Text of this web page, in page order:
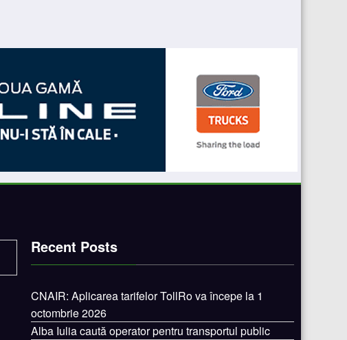
Recent Posts
CNAIR: Aplicarea tarifelor TollRo va începe la 1
octombrie 2026
Alba Iulia caută operator pentru transportul public